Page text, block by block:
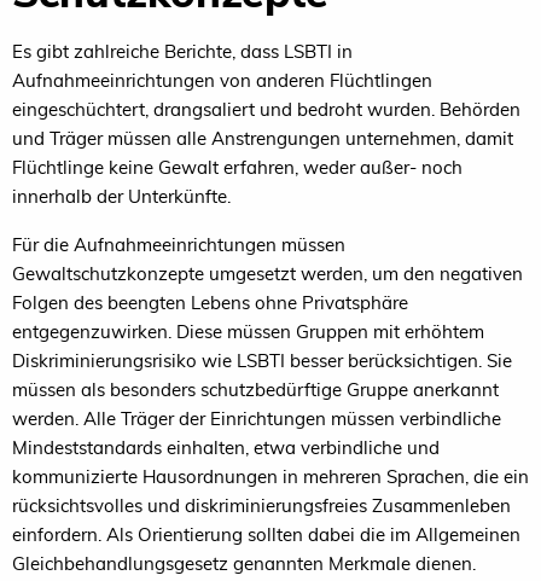
Es gibt zahlreiche Berichte, dass LSBTI in
Aufnahmeeinrichtungen von anderen Flüchtlingen
eingeschüchtert, drangsaliert und bedroht wurden. Behörden
und Träger müssen alle Anstrengungen unternehmen, damit
Flüchtlinge keine Gewalt erfahren, weder außer- noch
innerhalb der Unterkünfte.
Für die Aufnahmeeinrichtungen müssen
Gewaltschutzkonzepte umgesetzt werden, um den negativen
Folgen des beengten Lebens ohne Privatsphäre
entgegenzuwirken. Diese müssen Gruppen mit erhöhtem
Diskriminierungsrisiko wie LSBTI besser berücksichtigen. Sie
müssen als besonders schutzbedürftige Gruppe anerkannt
werden. Alle Träger der Einrichtungen müssen verbindliche
Mindeststandards einhalten, etwa verbindliche und
kommunizierte Hausordnungen in mehreren Sprachen, die ein
rücksichtsvolles und diskriminierungsfreies Zusammenleben
einfordern. Als Orientierung sollten dabei die im Allgemeinen
Gleichbehandlungsgesetz genannten Merkmale dienen.